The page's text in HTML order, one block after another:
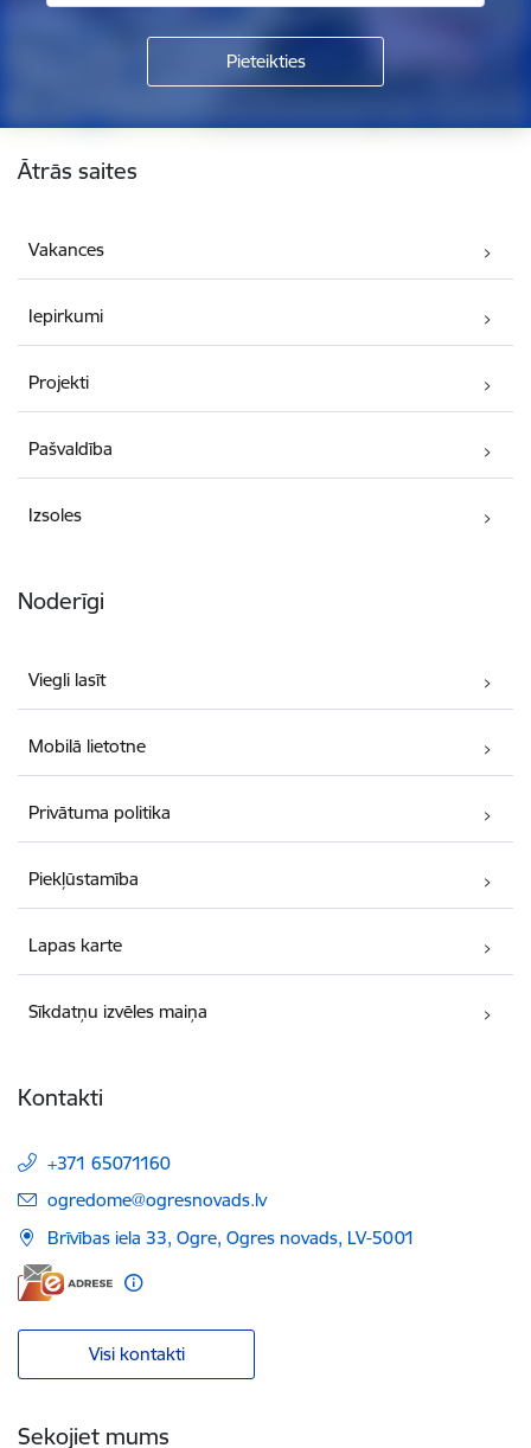
Ātrās saites
Vakances
Iepirkumi
Projekti
Pašvaldība
Izsoles
Noderīgi
Viegli lasīt
Mobilā lietotne
Privātuma politika
Piekļūstamība
Lapas karte
Sīkdatņu izvēles maiņa
Kontakti
+371 65071160
E-pasts:
ogredome@ogresnovads.lv
Brīvības iela 33, Ogre, Ogres novads, LV-5001
Visi kontakti
Sekojiet mums